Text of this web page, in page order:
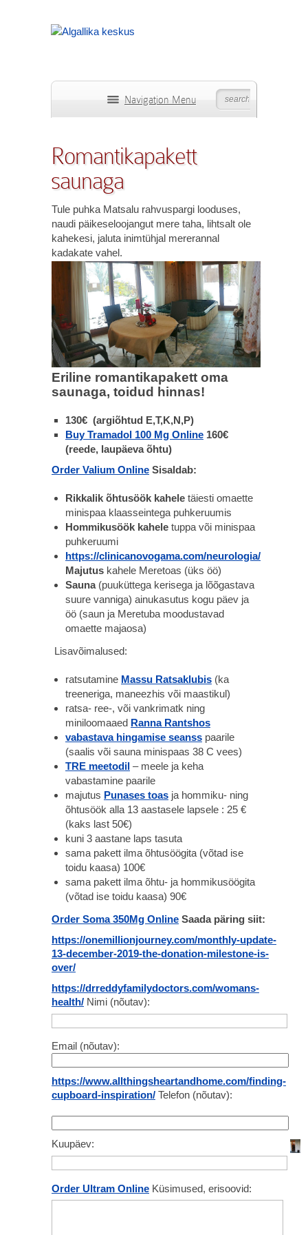
Navigation Menu
Romantikapakett
saunaga
Tule puhka Matsalu rahvuspargi looduses,
naudi päikeseloojangut mere taha, lihtsalt ole
kahekesi, jaluta inimtühjal mererannal
kadakate vahel.
Eriline romantikapakett oma
saunaga, toidud hinnas!
130€ (argiõhtud E,T,K,N,P)
Buy Tramadol 100 Mg Online 160€
(reede, laupäeva õhtu)
Order Valium Online Sisaldab:
Rikkalik õhtusöök kahele täiesti omaette
minispaa klaasseintega puhkeruumis
Hommikusöök kahele tuppa või minispaa
puhkeruumi
https://clinicanovogama.com/neurologia/
Majutus kahele Meretoas (üks öö)
Sauna(puuküttega kerisega ja lõõgastava
suure vanniga) ainukasutus kogu päev ja
öö (saun ja Meretuba moodustavad
omaette majaosa)
Lisavõimalused:
ratsutamine Massu Ratsaklubis (ka
treeneriga, maneezhis või maastikul)
ratsa- ree-, või vankrimatk ning
miniloomaaed Ranna Rantshos
vabastava hingamise seanss paarile
(saalis või sauna minispaas 38 C vees)
TRE meetodil – meele ja keha
vabastamine paarile
majutus Punases toas ja hommiku- ning
õhtusöök alla 13 aastasele lapsele : 25 €
(kaks last 50€)
kuni 3 aastane laps tasuta
sama pakett ilma õhtusöögita (võtad ise
toidu kaasa) 100€
sama pakett ilma õhtu- ja hommikusöögita
(võtad ise toidu kaasa) 90€
Order Soma 350Mg Online Saada päring siit:
https://onemillionjourney.com/monthly-update-
13-december-2019-the-donation-milestone-is-
over/
https://drreddyfamilydoctors.com/womans-
health/ Nimi (nõutav):
Email (nõutav):
https://www.allthingsheartandhome.com/finding-
cupboard-inspiration/ Telefon (nõutav):
Kuupäev:
Order Ultram Online Küsimused, erisoovid: